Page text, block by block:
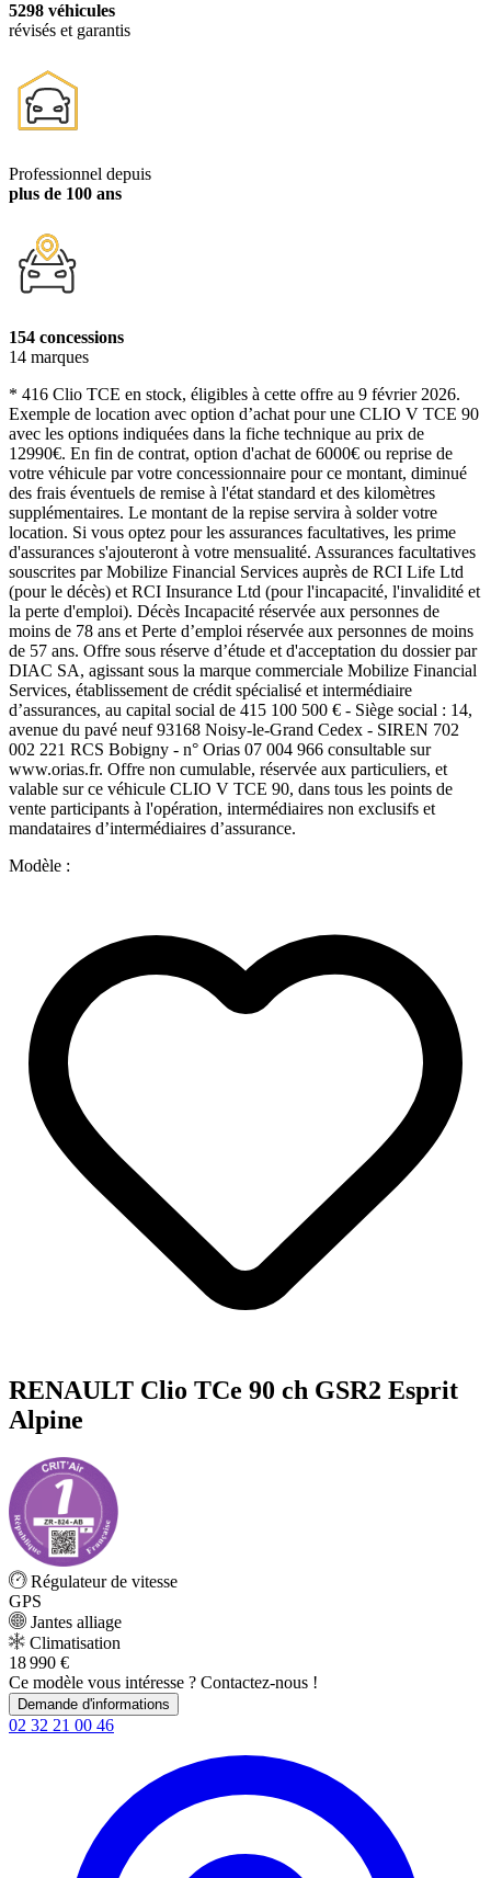
5298 véhicules
révisés et garantis
Professionnel depuis
plus de 100 ans
154 concessions
14 marques
* 416 Clio TCE en stock, éligibles à cette offre au 9 février 2026.
Exemple de location avec option d’achat pour une CLIO V TCE 90
avec les options indiquées dans la fiche technique au prix de
12990€. En fin de contrat, option d'achat de 6000€ ou reprise de
votre véhicule par votre concessionnaire pour ce montant, diminué
des frais éventuels de remise à l'état standard et des kilomètres
supplémentaires. Le montant de la repise servira à solder votre
location. Si vous optez pour les assurances facultatives, les prime
d'assurances s'ajouteront à votre mensualité. Assurances facultatives
souscrites par Mobilize Financial Services auprès de RCI Life Ltd
(pour le décès) et RCI Insurance Ltd (pour l'incapacité, l'invalidité et
la perte d'emploi). Décès Incapacité réservée aux personnes de
moins de 78 ans et Perte d’emploi réservée aux personnes de moins
de 57 ans. Offre sous réserve d’étude et d'acceptation du dossier par
DIAC SA, agissant sous la marque commerciale Mobilize Financial
Services, établissement de crédit spécialisé et intermédiaire
d’assurances, au capital social de 415 100 500 € - Siège social : 14,
avenue du pavé neuf 93168 Noisy-le-Grand Cedex - SIREN 702
002 221 RCS Bobigny - n° Orias 07 004 966 consultable sur
www.orias.fr. Offre non cumulable, réservée aux particuliers, et
valable sur ce véhicule CLIO V TCE 90, dans tous les points de
vente participants à l'opération, intermédiaires non exclusifs et
mandataires d’intermédiaires d’assurance.
Modèle :
RENAULT Clio TCe 90 ch GSR2 Esprit
Alpine
Régulateur de vitesse
GPS
Jantes alliage
Climatisation
18 990 €
Ce modèle vous intéresse ? Contactez-nous !
Demande d'informations
02 32 21 00 46